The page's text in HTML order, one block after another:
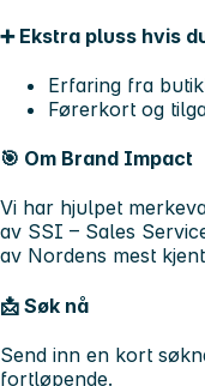
➕ Ekstra pluss hvis
Erfaring fra
Førerkort og
🎯 Om Brand Impact
Vi har hjulpet
av SSI – Sales
av Nordens mest
📩 Søk nå
Send inn en kort
fortløpende.